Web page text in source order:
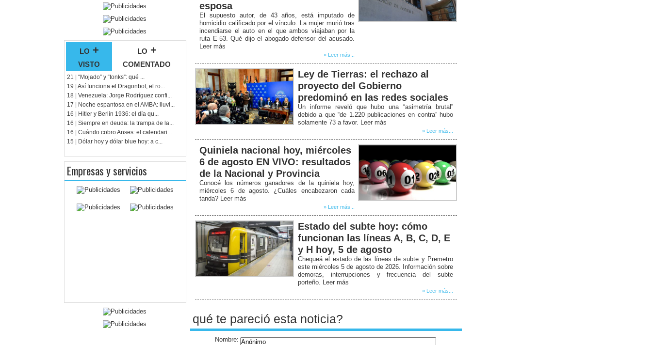
lo +
visto
lo +
comentado
21 | “Mojado” y “tonks”: qué ...
19 | Así funciona el Dragonbot, el ro...
18 | Venezuela: Jorge Rodríguez confi...
17 | Noche espantosa en el AMBA: lluvi...
16 | Hitler y Berlín 1936: el día qu...
16 | Siempre en deuda: la trampa de la...
16 | Cuándo cobro Anses: el calendari...
15 | Dólar hoy y dólar blue hoy: a c...
Empresas y servicios
esposa
El supuesto autor, de 43 años, está imputado de
homicidio calificado por el vínculo. La mujer murió tras
incendiarse el auto en el que ambos viajaban por la
ruta E-53. Qué dijo el abogado defensor del acusado.
Leer más
» Leer más...
Ley de Tierras: el rechazo al
proyecto del Gobierno
predominó en las redes sociales
Un informe reveló que hubo una “asimetría brutal”
debido a que “de 1.220 publicaciones en contra” hubo
solamente 73 a favor. Leer más
» Leer más...
Quiniela nacional hoy, miércoles
6 de agosto EN VIVO: resultados
de la Nacional y Provincia
Conocé los números ganadores de la quiniela hoy,
miércoles 6 de agosto. ¿Cuáles encabezaron cada
tanda? Leer más
» Leer más...
Estado del subte hoy: cómo
funcionan las líneas A, B, C, D, E
y H hoy, 5 de agosto
Chequeá el estado de las líneas de subte y Premetro
este miércoles 5 de agosto de 2026. Información sobre
demoras, interrupciones y frecuencia del subte
porteño. Leer más
» Leer más...
qué te pareció esta noticia?
Nombre: